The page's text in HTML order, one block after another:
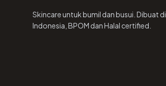
Skincare untuk bumil dan busui. Dibuat di
Indonesia, BPOM dan Halal certified.